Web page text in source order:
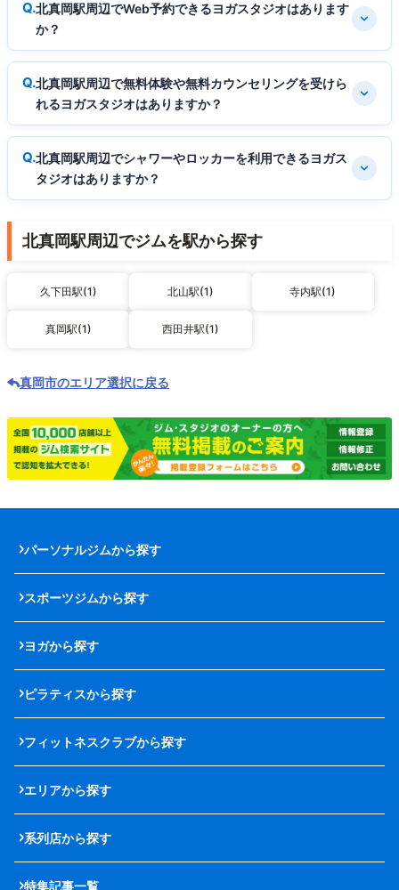
北真岡駅周辺でWeb予約できるヨガスタジオはあります
か？
北真岡駅周辺で無料体験や無料カウンセリングを受けら
れるヨガスタジオはありますか？
北真岡駅周辺でシャワーやロッカーを利用できるヨガス
タジオはありますか？
北真岡駅周辺でジムを駅から探す
久下田駅(1) 北山駅(1) 寺内駅(1)
真岡駅(1) 西田井駅(1)
真岡市のエリア選択に戻る
パーソナルジムから探す
スポーツジムから探す
ヨガから探す
ピラティスから探す
フィットネスクラブから探す
エリアから探す
系列店から探す
特集記事一覧